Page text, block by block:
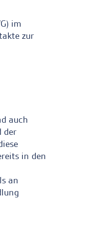
im
zur
auch
der
in den
an